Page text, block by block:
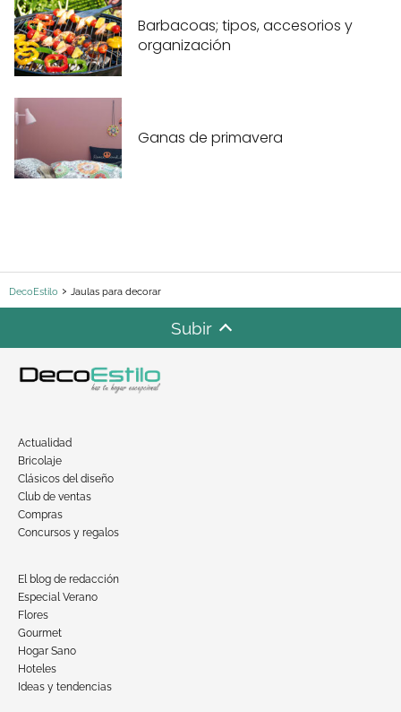
Barbacoas; tipos, accesorios y
organización
Ganas de primavera
DecoEstilo Jaulas para decorar
Subir
Actualidad
Bricolaje
Clásicos del diseño
Club de ventas
Compras
Concursos y regalos
El blog de redacción
Especial Verano
Flores
Gourmet
Hogar Sano
Hoteles
Ideas y tendencias